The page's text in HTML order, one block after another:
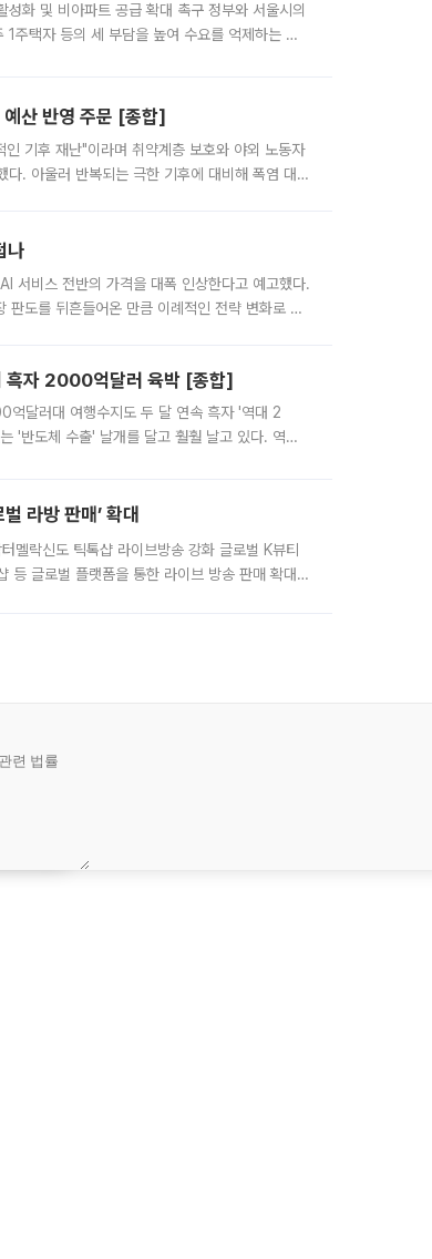
성화 및 비아파트 공급 확대 촉구 정부와 서울시의
주택자 등의 세 부담을 높여 수요를 억제하는 카
산 반영 주문 [종합]
기후 재난"이라며 취약계층 보호와 야외 노동자
. 아울러 반복되는 극한 기후에 대비해 폭염 대응
나
서비스 전반의 가격을 대폭 인상한다고 예고했다.
판도를 뒤흔들어온 만큼 이례적인 전략 변화로 평
흑자 2000억달러 육박 [종합]
달러대 여행수지도 두 달 연속 흑자 '역대 2
'반도체 수출' 날개를 달고 훨훨 날고 있다. 역대
라방 판매’ 확대
멜락신도 틱톡샵 라이브방송 강화 글로벌 K뷰티
등 글로벌 플랫폼을 통한 라이브 방송 판매 확대에